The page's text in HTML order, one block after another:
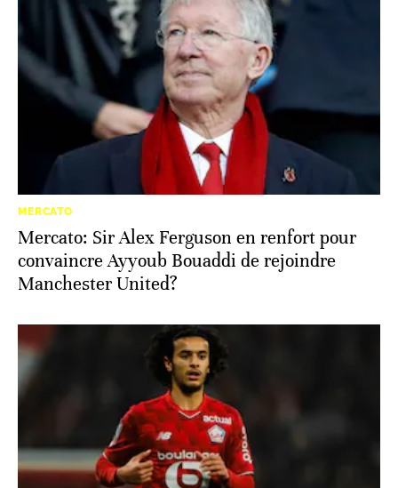
MERCATO
Mercato: Sir Alex Ferguson en renfort pour
convaincre Ayyoub Bouaddi de rejoindre
Manchester United?